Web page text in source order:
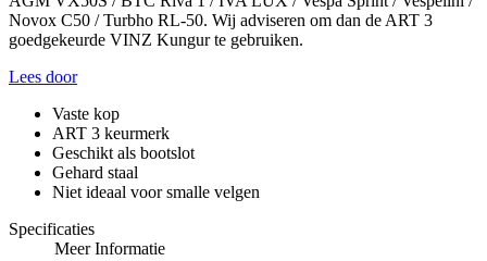
Novox C50 / Turbho RL-50. Wij adviseren om dan de ART 3
goedgekeurde VINZ Kungur te gebruiken.
Lees door
Vaste kop
ART 3 keurmerk
Geschikt als bootslot
Gehard staal
Niet ideaal voor smalle velgen
Specificaties
Meer Informatie